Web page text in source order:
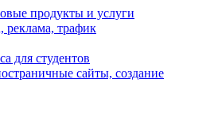
продукты и услуги
трафик
для студентов
сайты, создание